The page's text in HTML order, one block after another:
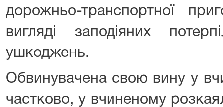
дорожньо-транспортної
вигляді заподіяних
ушкоджень.
Обвинувачена свою вину у
частково, у вчиненому